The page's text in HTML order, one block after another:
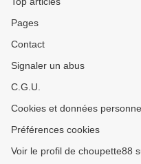
Pages
Contact
Signaler un abus
C.G.U.
Cookies et données
Préférences cookies
Voir le profil de choupette88